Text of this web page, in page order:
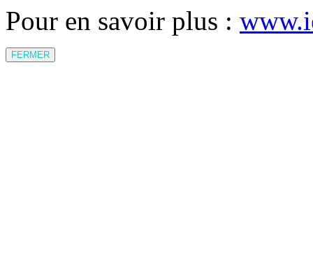
Pour en savoir plus :
FERMER